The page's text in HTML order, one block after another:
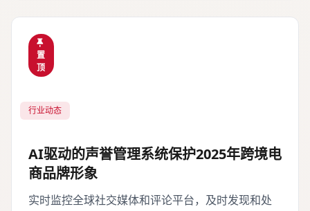
置
顶
行业动态
AI驱动的声誉管理系统保护2025年跨境电
商品牌形象
实时监控全球社交媒体和评论平台，及时发现和处